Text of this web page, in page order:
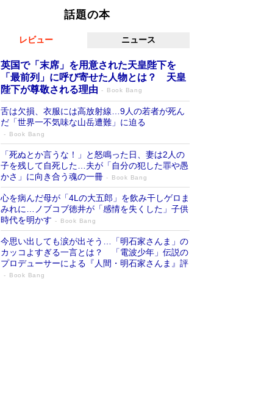
話題の本
レビュー ニュース
英国で「末席」を用意された天皇陛下を
「最前列」に呼び寄せた人物とは？ 天皇
陛下が尊敬される理由
Book Bang
舌は欠損、衣服には高放射線…9人の若者が死ん
だ「世界一不気味な山岳遭難」に迫る
Book Bang
「死ぬとか言うな！」と怒鳴った日、妻は2人の
子を残して自死した…夫が「自分の犯した罪や愚
かさ」に向き合う魂の一冊
Book Bang
心を病んだ母が「4Lの大五郎」を飲み干しゲロま
みれに…ノブコブ徳井が「感情を失くした」子供
時代を明かす
Book Bang
今思い出しても涙が出そう…「明石家さんま」の
カッコよすぎる一言とは？ 「電波少年」伝説の
プロデューサーによる『人間・明石家さんま』評
Book Bang